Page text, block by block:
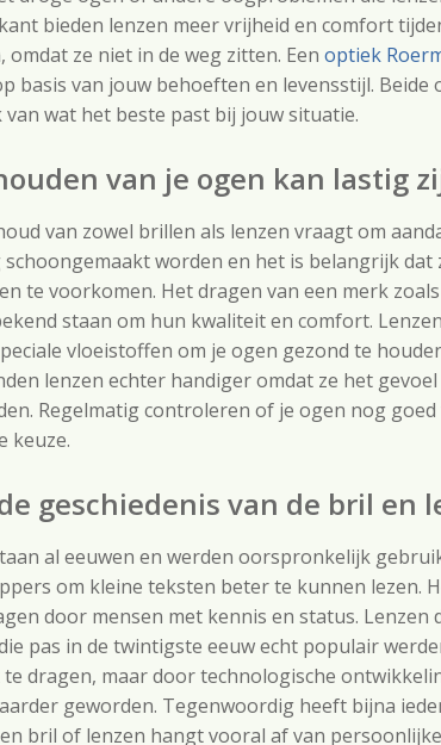
bieden lenzen meer vrijheid en comfort
omdat ze niet in de weg zitten. Een optiek
basis van jouw behoeften en levensstijl.
wat het beste past bij jouw situatie.
van je ogen kan lastig
van zowel brillen als lenzen vraagt om
worden en het is belangrijk dat
te voorkomen. Het dragen van een merk zoals
staan om hun kwaliteit en comfort.
vloeistoffen om je ogen gezond te
lenzen echter handiger omdat ze het
Regelmatig controleren of je ogen nog
keuze.
geschiedenis van de bril en
al eeuwen en werden oorspronkelijk
om kleine teksten beter te kunnen lezen.
door mensen met kennis en status.
pas in de twintigste eeuw echt populair
dragen, maar door technologische
geworden. Tegenwoordig heeft bijna
bril of lenzen hangt vooral af van